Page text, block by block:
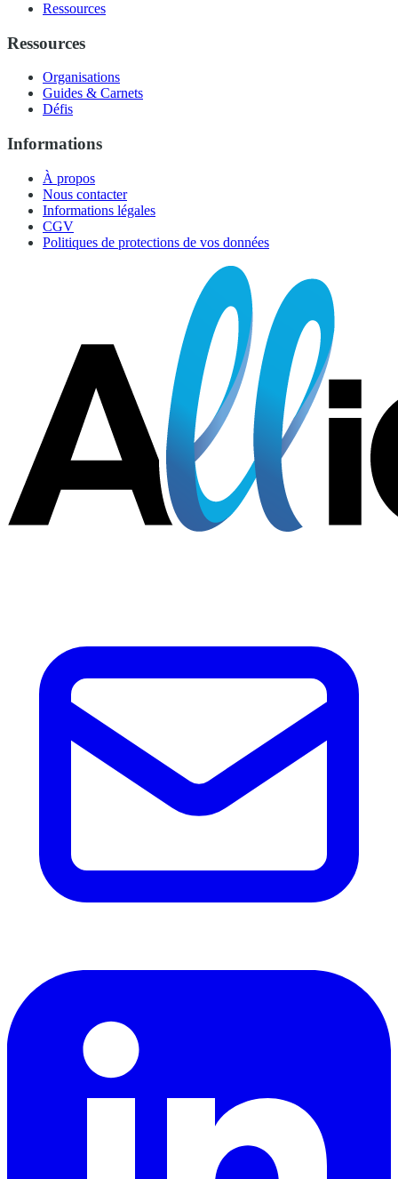
Ressources
Ressources
Organisations
Guides & Carnets
Défis
Informations
À propos
Nous contacter
Informations légales
CGV
Politiques de protections de vos données